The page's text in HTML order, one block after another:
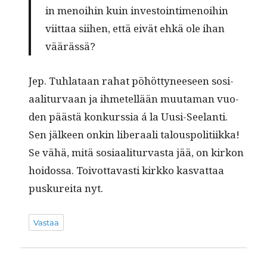
in menoi­hin kuin investoin­ti­menoi­hin
viit­taa siihen, että eivät ehkä ole ihan
väärässä?
Jep. Tuh­lataan rahat pöhöt­tyneeseen sosi­
aal­i­tur­vaan ja ihme­tel­lään muu­ta­man vuo­
den päästä konkurssia á la Uusi-See­lan­ti.
Sen jäl­keen onkin lib­er­aali talous­poli­ti­ik­ka!
Se vähä, mitä sosi­aal­i­tur­vas­ta jää, on kirkon
hoi­dos­sa. Toiv­ot­tavasti kirkko kas­vat­taa
puskure­i­ta nyt.
Vastaa